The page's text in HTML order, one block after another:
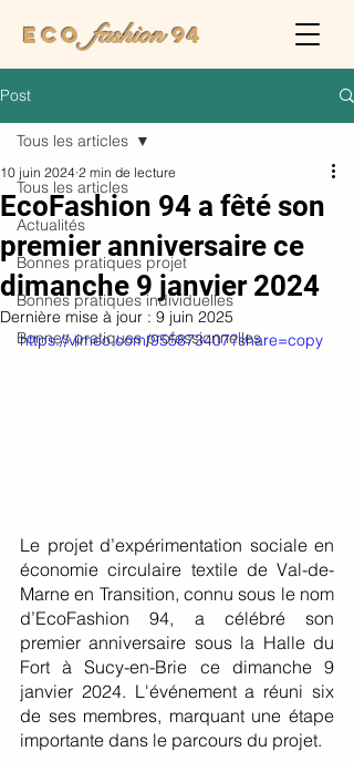
Eco fashion 94
Post
Tous les articles
Actualités
Bonnes pratiques projet
Bonnes pratiques individuelles
Bonnes pratiques professionnelles
Tous les articles
EcoFashion 94 a fêté son
premier anniversaire ce
dimanche 9 janvier 2024
10 juin 2024 2 min de lecture
Dernière mise à jour : 9 juin 2025
https://vimeo.com/955873407?share=copy
Le projet d’expérimentation sociale en
économie circulaire textile de Val-de-
Marne en Transition, connu sous le nom
d’EcoFashion 94, a célébré son
premier anniversaire sous la Halle du
Fort à Sucy-en-Brie ce dimanche 9
janvier 2024. L'événement a réuni six
de ses membres, marquant une étape
importante dans le parcours du projet.